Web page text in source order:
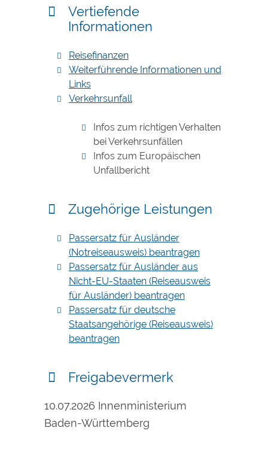
Vertiefende
Informationen
Reisefinanzen
Weiterführende Informationen und
Links
Verkehrsunfall
Infos zum richtigen Verhalten
bei Verkehrsunfällen
Infos zum Europäischen
Unfallbericht
Zugehörige Leistungen
Passersatz für Ausländer
(Notreiseausweis) beantragen
Passersatz für Ausländer aus
Nicht-EU-Staaten (Reiseausweis
für Ausländer) beantragen
Passersatz für deutsche
Staatsangehörige (Reiseausweis)
beantragen
Freigabevermerk
10.07.2026 Innenministerium
Baden-Württemberg